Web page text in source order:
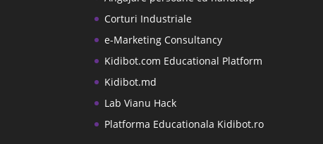
Corturi Industriale
e-Marketing Consultancy
Kidibot.com Educational Platform
Kidibot.md
Lab Vianu Hack
Platforma Educationala Kidibot.ro